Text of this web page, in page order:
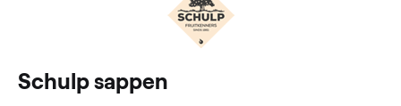
Schulp sappen